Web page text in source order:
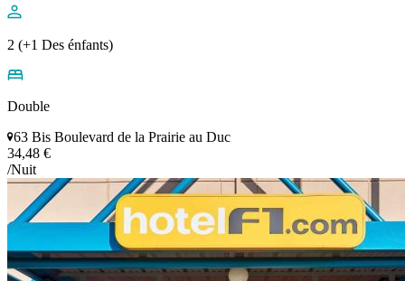
2 (+1 Des énfants)
Double
63 Bis Boulevard de la Prairie au Duc
34,48 €
/Nuit